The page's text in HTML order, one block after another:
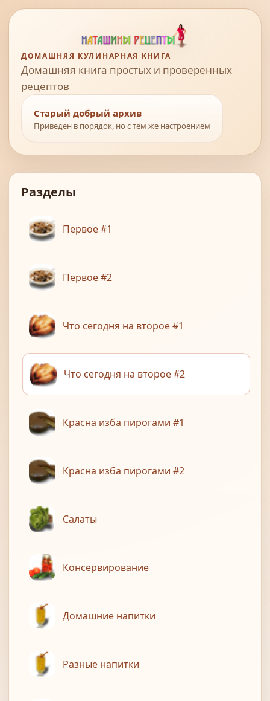
ДОМАШНЯЯ КУЛИНАРНАЯ КНИГА
Домашняя книга простых и проверенных
рецептов
Старый добрый архив
Приведен в порядок, но с тем же настроением
Разделы
Первое #1
Первое #2
Что сегодня на второе #1
Что сегодня на второе #2
Красна изба пирогами #1
Красна изба пирогами #2
Салаты
Консервирование
Домашние напитки
Разные напитки